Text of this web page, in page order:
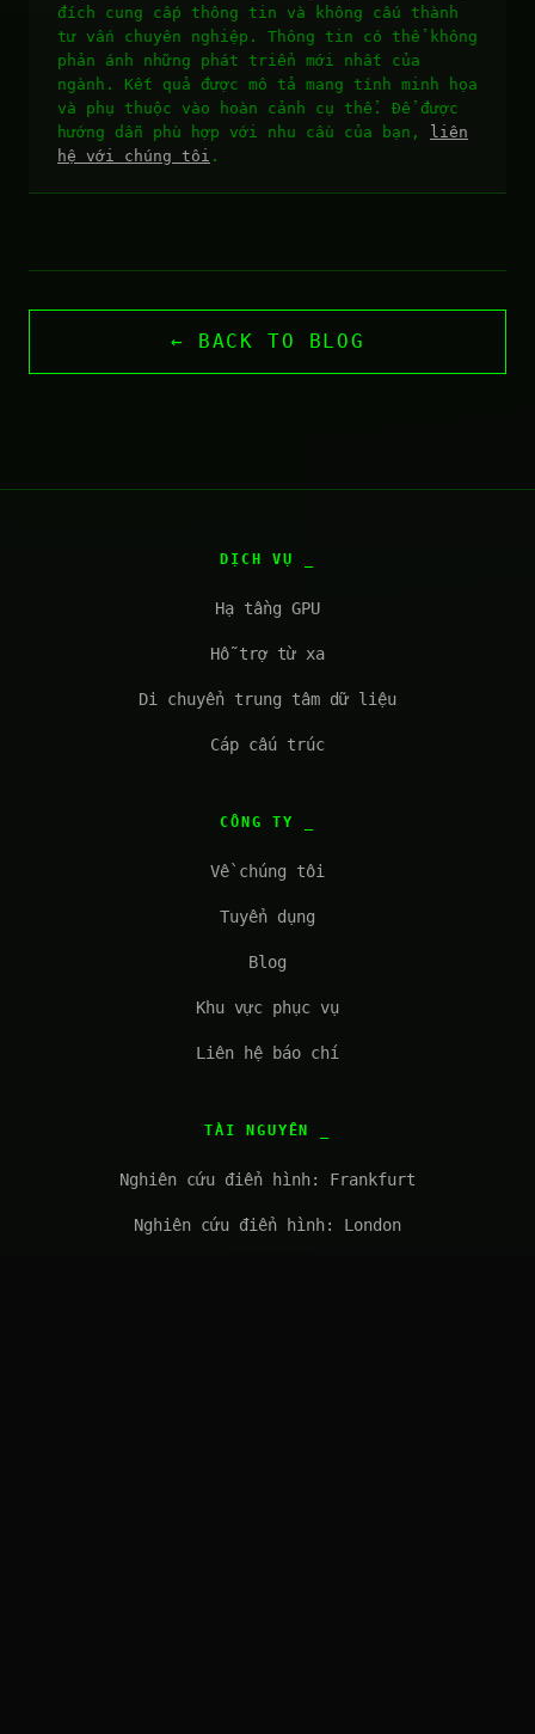
đích cung cấp thông tin và không cấu thành
tư vấn chuyên nghiệp. Thông tin có thể không
phản ánh những phát triển mới nhất của
ngành. Kết quả được mô tả mang tính minh họa
và phụ thuộc vào hoàn cảnh cụ thể. Để được
hướng dẫn phù hợp với nhu cầu của bạn,
liên
hệ với chúng tôi .
← BACK TO BLOG
DỊCH VỤ
Hạ tầng GPU
Hỗ trợ từ xa
Di chuyển trung tâm dữ liệu
Cáp cấu trúc
CÔNG TY
Về chúng tôi
Tuyển dụng
Blog
Khu vực phục vụ
Liên hệ báo chí
TÀI NGUYÊN
Nghiên cứu điển hình: Frankfurt
Nghiên cứu điển hình: London